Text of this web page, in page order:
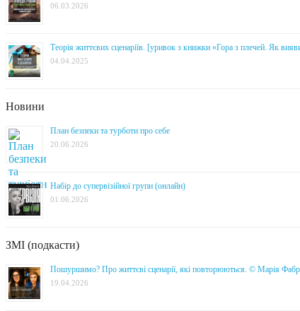
06.03.2026
Теорія життєвих сценаріїв. [уривок з книжки «Гора з плечей. Як
04.04.2025
Новини
План безпеки та турботи про себе
20.06.2026
Набір до супервізійної групи (онлайн)
01.06.2026
ЗМІ (подкасти)
Пошуршимо? Про життєві сценарії, які повторюються. © Марія
19.04.2026